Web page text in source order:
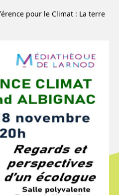
pour le Climat : La terre